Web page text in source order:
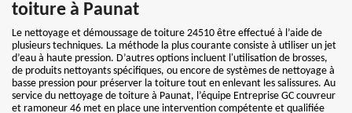
toiture à Paunat
Le nettoyage et démoussage de toiture 24510 être effectué à l’aide de
plusieurs techniques. La méthode la plus courante consiste à utiliser un jet
d’eau à haute pression. D’autres options incluent l'utilisation de brosses,
de produits nettoyants spécifiques, ou encore de systèmes de nettoyage à
basse pression pour préserver la toiture tout en enlevant les salissures. Au
service du nettoyage de toiture à Paunat, l’équipe Entreprise GC couvreur
et ramoneur 46 met en place une intervention compétente et qualifiée